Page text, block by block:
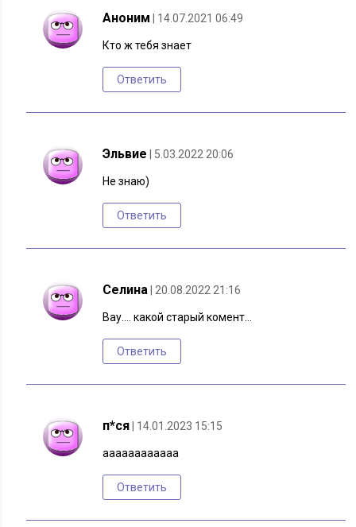
Аноним | 14.07.2021 06:49
Кто ж тебя знает
Ответить
Эльвие | 5.03.2022 20:06
Не знаю)
Ответить
Селина | 20.08.2022 21:16
Вау…. какой старый комент…
Ответить
п*ся | 14.01.2023 15:15
аааааааааааа
Ответить